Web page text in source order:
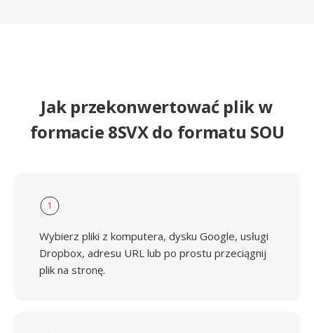
Jak przekonwertować plik w
formacie 8SVX do formatu SOU
1
Wybierz pliki z komputera, dysku Google, usługi
Dropbox, adresu URL lub po prostu przeciągnij
plik na stronę.